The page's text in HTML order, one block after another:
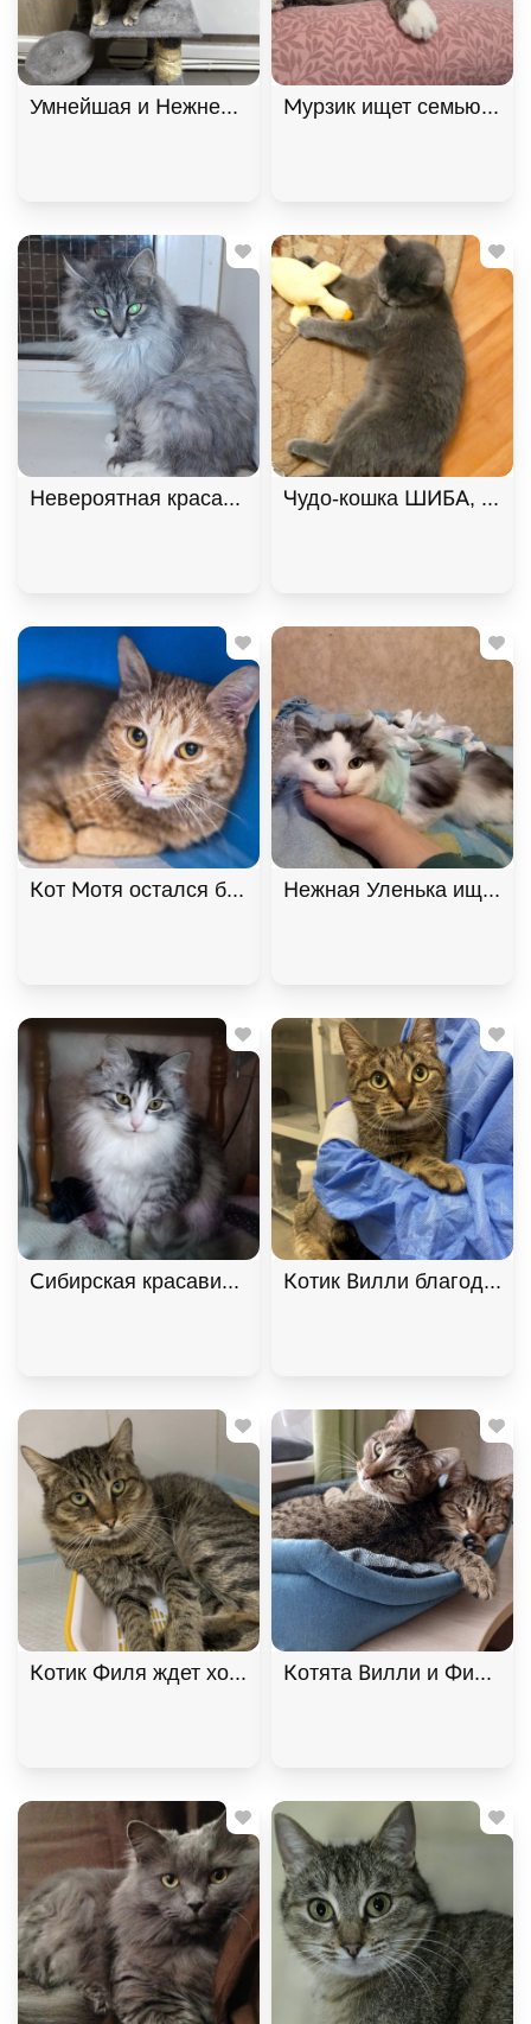
Умнейшая и Нежнейшая кошка Фелиция ищет
Мурзик ищет семью и
Невероятная красавица Ксюша МурМяу ищет
Чудо-кошка ШИБА,
Кот Мотя остался без жилища и ищет дом! В
Нежная Уленька ищет
Сибирская красавица Маша ищет дом, 9 мес. В
Котик Вилли
Котик Филя ждет хозяина. В дар!, Табби,
Котята Вилли и Филя